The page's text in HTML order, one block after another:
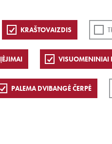
KRAŠTOVAIZDIS
ĮĖJIMAI VISUOMENINIAI
PALEMA DVIBANGĖ ČERPĖ